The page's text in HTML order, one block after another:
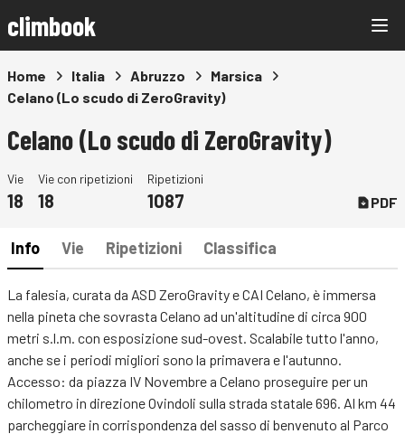
climbook
Home Italia Abruzzo
Marsica
Celano (Lo scudo di ZeroGravity)
Celano (Lo scudo di ZeroGravity)
Vie
18
Vie con ripetizioni
18
Ripetizioni
1087 PDF
Info Vie Ripetizioni Classifica
La falesia, curata da ASD ZeroGravity e CAI Celano, è immersa
nella pineta che sovrasta Celano ad un'altitudine di circa 900
metri s.l.m. con esposizione sud-ovest. Scalabile tutto l'anno,
anche se i periodi migliori sono la primavera e l'autunno.
Accesso: da piazza IV Novembre a Celano proseguire per un
chilometro in direzione Ovindoli sulla strada statale 696. Al km 44
parcheggiare in corrispondenza del sasso di benvenuto al Parco